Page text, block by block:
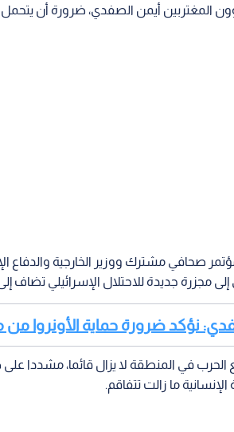
المغتربين أيمن الصفدي، ضرورة أن
صحافي مشترك ووزير الخارجية والدفاع
مجزرة جديدة للاحتلال الإسرائيلي تضاف
نؤكد ضرورة حماية الأونروا
في المنطقة لا يزال قائما، مشددا
الإنسانية ما زالت تتفاقم.